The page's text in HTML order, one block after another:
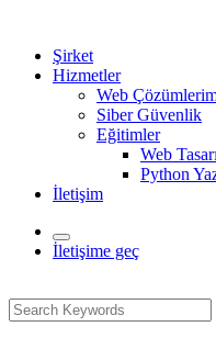
Şirket
Hizmetler
Web
Siber Güvenlik
Eğitimler
Web
Python
İletişim
İletişime geç